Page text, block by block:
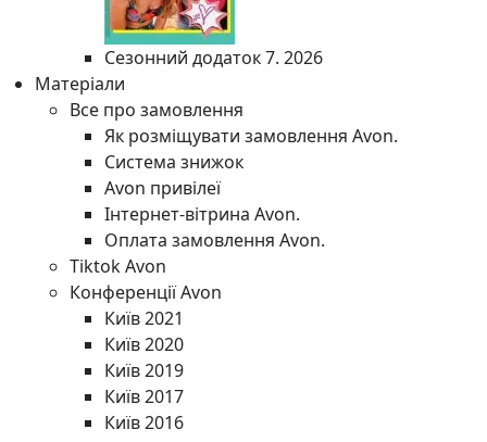
Сезонний додаток 7. 2026
Матеріали
Все про замовлення
Як розміщувати замовлення Avon.
Система знижок
Avon привілеї
Інтернет-вітрина Avon.
Оплата замовлення Avon.
Tiktok Avon
Конференції Avon
Київ 2021
Київ 2020
Київ 2019
Київ 2017
Київ 2016